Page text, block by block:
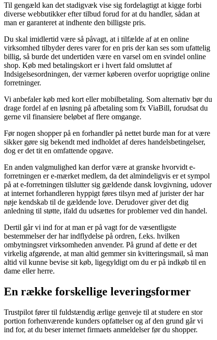
Til gengæld kan det stadigvæk vise sig fordelagtigt at kigge forbi
diverse webbutikker efter tilbud forud for at du handler, sådan at
man er garanteret at indhente den billigste pris.
Du skal imidlertid være så påvagt, at i tilfælde af at en online
virksomhed tilbyder deres varer for en pris der kan ses som ufattelig
billig, så burde det undertiden være en varsel om en svindel online
shop. Køb med betalingskort er i hvert fald omsluttet af
Indsigelsesordningen, der værner køberen overfor uoprigtige online
forretninger.
Vi anbefaler køb med kort eller mobilbetaling. Som alternativ bør du
drage fordel af en løsning på afbetaling som fx ViaBill, forudsat du
gerne vil finansiere beløbet af flere omgange.
Før nogen shopper på en forhandler på nettet burde man for at være
sikker gøre sig bekendt med indholdet af deres handelsbetingelser,
dog er det tit en omfattende opgave.
En anden valgmulighed kan derfor være at granske hvorvidt e-
forretningen er e-mærket medlem, da det almindeligvis er et sympol
på at e-forretningen tilslutter sig gældende dansk lovgivning, udover
at internet forhandleren hyppigt føres tilsyn med af jurister der har
nøje kendskab til de gældende love. Derudover giver det dig
anledning til støtte, ifald du udsættes for problemer ved din handel.
Dertil går vi ind for at man er på vagt for de væsentligste
bestemmelser der har indflydelse på ordren, f.eks. hvilken
ombytningsret virksomheden anvender. På grund af dette er det
virkelig afgørende, at man altid gemmer sin kvitteringsmail, så man
altid vil kunne bevise sit køb, ligegyldigt om du er på indkøb til en
dame eller herre.
En række forskellige leveringsformer
Trustpilot fører til fuldstændig ærlige genveje til at studere en stor
portion forhenværende kunders opfattelser og af den grund går vi
ind for, at du beser internet firmaets anmeldelser før du shopper.